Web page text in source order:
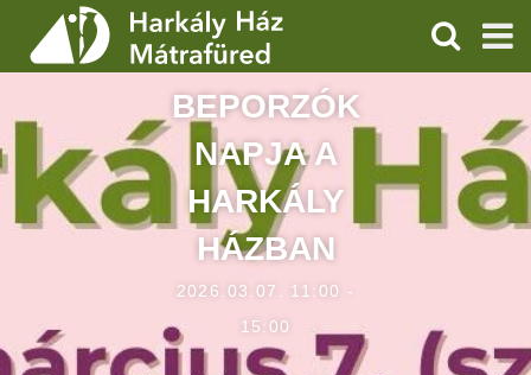
SZOLGÁLTATÁSOK
PROGRAMOK
HÍREK
ÁRAK, NYITVATARTÁS
KERESÉS
BEPORZÓK
NAPJA A
HARKÁLY
HÁZBAN
2026.03.07. 11:00 -
15:00